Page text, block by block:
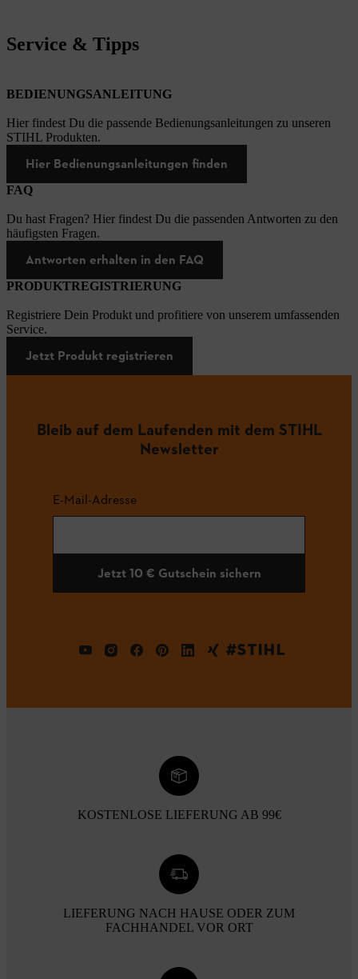
Service & Tipps
BEDIENUNGSANLEITUNG
Hier findest Du die passende Bedienungsanleitungen zu unseren
STIHL Produkten.
Hier Bedienungsanleitungen finden
FAQ
Du hast Fragen? Hier findest Du die passenden Antworten zu den
häufigsten Fragen.
Antworten erhalten in den FAQ
PRODUKTREGISTRIERUNG
Registriere Dein Produkt und profitiere von unserem umfassenden
Service.
Jetzt Produkt registrieren
Bleib auf dem Laufenden mit dem STIHL
Newsletter
E-Mail-Adresse
Jetzt 10 € Gutschein sichern
#STIHL
KOSTENLOSE LIEFERUNG AB 99€
LIEFERUNG NACH HAUSE ODER ZUM
FACHHANDEL VOR ORT